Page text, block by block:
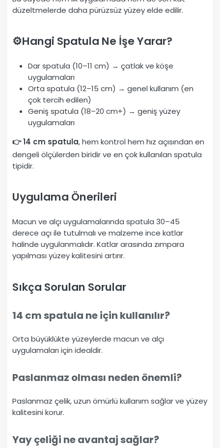
düzeltmelerde daha pürüzsüz yüzey elde edilir.
⚙️Hangi Spatula Ne İşe Yarar?
Dar spatula (10–11 cm) → çatlak ve köşe
uygulamaları
Orta spatula (12–15 cm) → genel kullanım (en
çok tercih edilen)
Geniş spatula (18–20 cm+) → geniş yüzey
uygulamaları
👉 14 cm spatula, hem kontrol hem hız açısından en
dengeli ölçülerden biridir ve en çok kullanılan spatula
tipidir.
Uygulama Önerileri
Macun ve alçı uygulamalarında spatula 30–45
derece açı ile tutulmalı ve malzeme ince katlar
halinde uygulanmalıdır. Katlar arasında zımpara
yapılması yüzey kalitesini artırır.
Sıkça Sorulan Sorular
14 cm spatula ne için kullanılır?
Orta büyüklükte yüzeylerde macun ve alçı
uygulamaları için idealdir.
Paslanmaz olması neden önemli?
Paslanmaz çelik, uzun ömürlü kullanım sağlar ve yüzey
kalitesini korur.
Yay çeliği ne avantaj sağlar?